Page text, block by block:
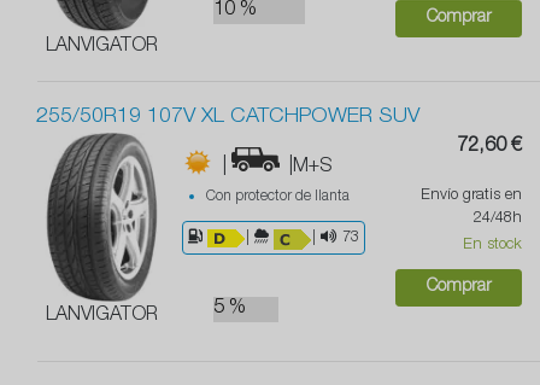
LANVIGATOR
10 % Comprar
255/50R19 107V XL CATCHPOWER SUV
LANVIGATOR
| |M+S
Con protector de llanta
73
5 %
72,60 €
Envío gratis en
24/48h
En stock
Comprar